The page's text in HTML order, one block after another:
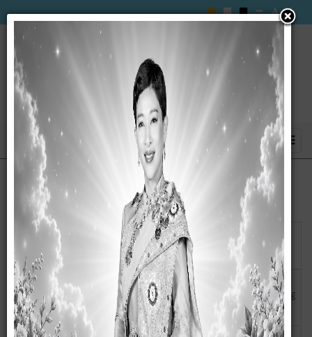
แสดง
ชื่อ
วันเผย
แพร่
คำสั่ง จัดตั้งศูนย์กักตัวในชุมชน (community Isolation)
13
กุมภาพันธ์
2565